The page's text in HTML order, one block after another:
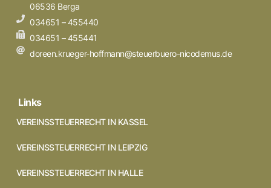
06536 Berga
034651 – 455440
034651 – 455441
doreen.krueger-hoffmann@steuerbuero-nicodemus.de
Links
VEREINSSTEUERRECHT IN KASSEL
VEREINSSTEUERRECHT IN LEIPZIG
VEREINSSTEUERRECHT IN HALLE